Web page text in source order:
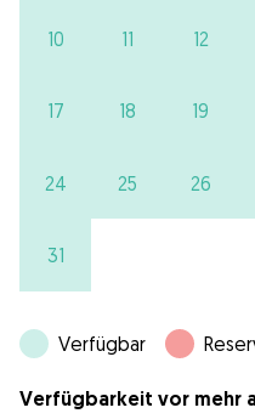
10 11 12
17 18 19
24 25 26
31
Verfügbar
Verfügbarkeit vor mehr